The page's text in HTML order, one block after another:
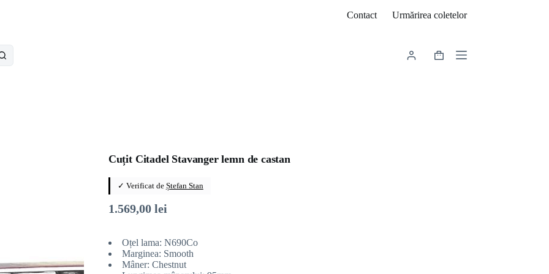
Contact Urmărirea coletelor
Coș
Cuțit Citadel Stavanger lemn de castan
✓ Verificat de Ștefan Stan
1.569,00 lei
Oțel lama: N690Co
Marginea: Smooth
Mâner: Chestnut